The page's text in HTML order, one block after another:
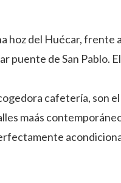
hoz del Huécar, frente
puente de San Pablo.
cafetería, son
maás